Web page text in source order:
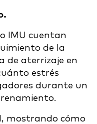
o IMU cuentan
de la
de aterrizaje en
estrés
durante un
mostrando cómo